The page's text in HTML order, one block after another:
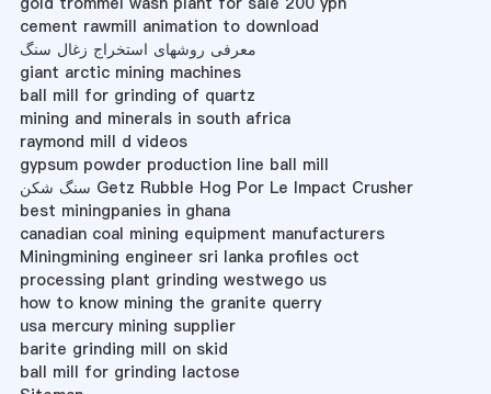
cement rawmill animation to download
معرفی روشهای استخراج زغال سنگ
giant arctic mining machines
ball mill for grinding of quartz
mining and minerals in south africa
raymond mill d videos
gypsum powder production line ball mill
سنگ شکن Getz Rubble Hog Por Le Impact Crusher
best miningpanies in ghana
canadian coal mining equipment manufacturers
Miningmining engineer sri lanka profiles oct
processing plant grinding westwego us
how to know mining the granite querry
usa mercury mining supplier
barite grinding mill on skid
ball mill for grinding lactose